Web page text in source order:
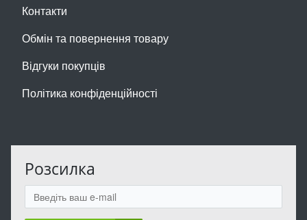
Контакти
Обмін та повернення товару
Відгуки покупців
Політика конфіденційності
Розсилка